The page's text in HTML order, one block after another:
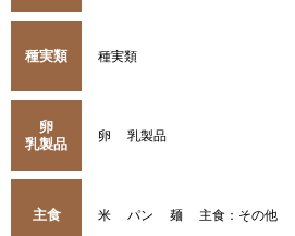
種実類 種実類
卵
乳製品
卵 乳製品
主食 米 パン 麺 主食：その他